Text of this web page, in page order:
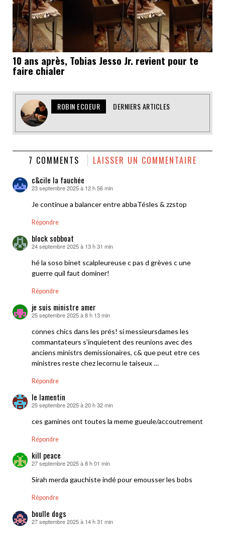
10 ans après, Tobias Jesso Jr. revient pour te
faire chialer
ROBIN ECOEUR DERNIERS ARTICLES
7 COMMENTS LAISSER UN COMMENTAIRE
c&cile la fauchée
dit :
23 septembre 2025 à 12 h 56 min
Je continue a balancer entre abbaTésles & zzstop
Répondre
block sobboat
dit :
24 septembre 2025 à 13 h 31 min
hé la soso binet scalpleureuse c pas d grèves c une
guerre quil faut dominer!
Répondre
je suis ministre amer
dit :
25 septembre 2025 à 8 h 13 min
connes chics dans les prés! si messieursdames les
commantateurs s’inquietent des reunions avec des
anciens ministrs demissionaires, c& que peut etre ces
ministres reste chez lecornu le taiseux …
Répondre
le lamentin
dit :
25 septembre 2025 à 20 h 32 min
ces gamines ont toutes la meme gueule/accoutrement
Répondre
kill peace
dit :
27 septembre 2025 à 8 h 01 min
Sirah merda gauchiste indé pour emousser les bobs
Répondre
boulle dogs
dit :
27 septembre 2025 à 14 h 31 min